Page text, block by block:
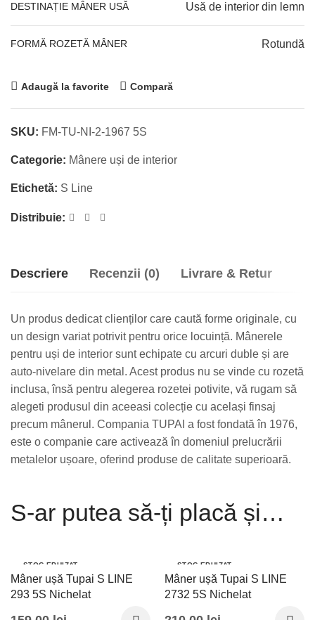
DESTINAȚIE MÂNER USĂ Usă de interior din lemn
FORMĂ ROZETĂ MÂNER Rotundă
Adaugă la favorite Compară
SKU: FM-TU-NI-2-1967 5S
Categorie: Mânere uși de interior
Etichetă: S Line
Distribuie:
Descriere Recenzii (0) Livrare & Retur
Un produs dedicat clienților care caută forme originale, cu
un design variat potrivit pentru orice locuință. Mânerele
pentru uși de interior sunt echipate cu arcuri duble și are
auto-nivelare din metal. Acest produs nu se vinde cu rozetă
inclusa, însă pentru alegerea rozetei potivite, vă rugam să
alegeti produsul din aceeasi colecție cu același finsaj
precum mânerul. Compania TUPAI a fost fondată în 1976,
este o companie care activează în domeniul prelucrării
metalelor ușoare, oferind produse de calitate superioară.
S-ar putea să-ți placă și…
STOC EPUIZAT
Mâner ușă Tupai S LINE
293 5S Nichelat
STOC EPUIZAT
Mâner ușă Tupai S LINE
2732 5S Nichelat